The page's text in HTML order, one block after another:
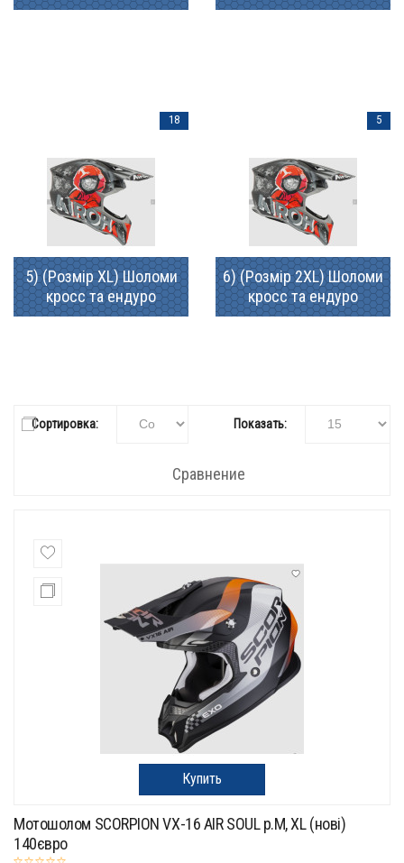
5) (Розмір XL) Шоломи
кросс та ендуро
18
6) (Розмір 2XL) Шоломи
кросс та ендуро
5
Сортировка: Показать:
Сравнение
Купить
Мотошолом SCORPION VX-16 AIR SOUL p.M, XL (нові)
140євро